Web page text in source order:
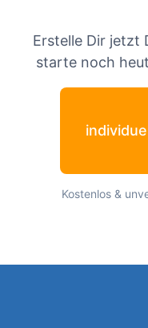
Erstelle Dir jetzt
starte noch
Kostenlos &